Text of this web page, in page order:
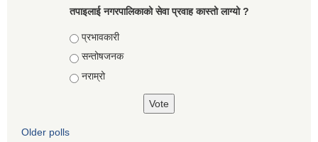
तपाइलाई नगरपालिकाको सेवा प्रवाह कास्तो लाग्यो ?
Choices
प्रभावकारी
सन्तोषजनक
नराम्रो
Older polls